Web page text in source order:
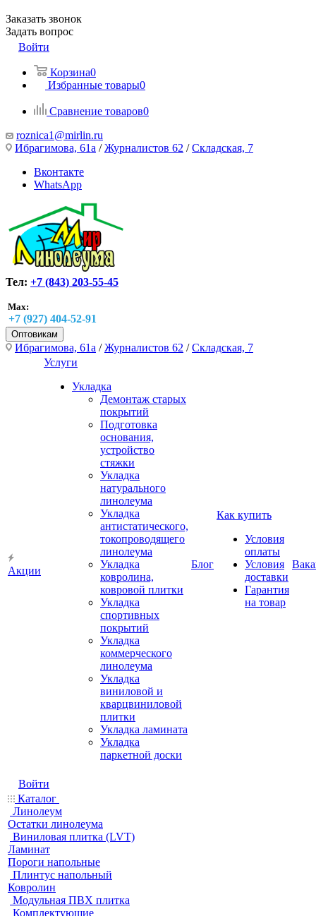
Заказать звонок
Задать вопрос
Войти
Корзина0
Избранные товары0
Сравнение товаров0
roznica1@mirlin.ru
Ибрагимова, 61а /Журналистов 62 /Складская, 7
Вконтакте
WhatsApp
Тел: +7 (843) 203-55-45
Max:
+7 (927) 404-52-91
Оптовикам
Ибрагимова, 61а /Журналистов 62 /Складская, 7
Акции
Услуги
Укладка
Демонтаж старых
покрытий
Подготовка
основания,
устройство
стяжки
Укладка
натурального
линолеума
Укладка
антистатического,
токопроводящего
линолеума
Укладка
ковролина,
ковровой плитки
Укладка
спортивных
покрытий
Укладка
коммерческого
линолеума
Укладка
виниловой и
кварцвиниловой
плитки
Укладка ламината
Укладка
паркетной доски
Блог
Как купить
Условия
оплаты
Условия
доставки
Гарантия
на товар
Войти
Каталог
Линолеум
Остатки линолеума
Виниловая плитка (LVT)
Ламинат
Пороги напольные
Плинтус напольный
Ковролин
Модульная ПВХ плитка
Комплектующие